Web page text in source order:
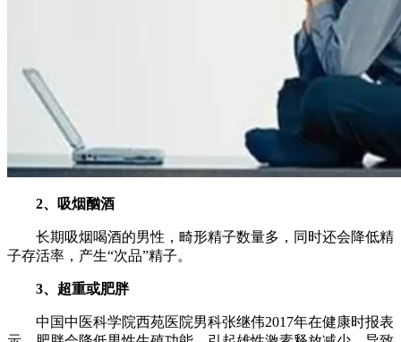
2、吸烟酗酒
长期吸烟喝酒的男性，畸形精子数量多，同时还会降低精
子存活率，产生“次品”精子。
3、超重或肥胖
中国中医科学院西苑医院男科张继伟2017年在健康时报表